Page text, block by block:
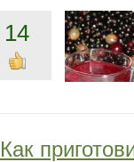
14
Как